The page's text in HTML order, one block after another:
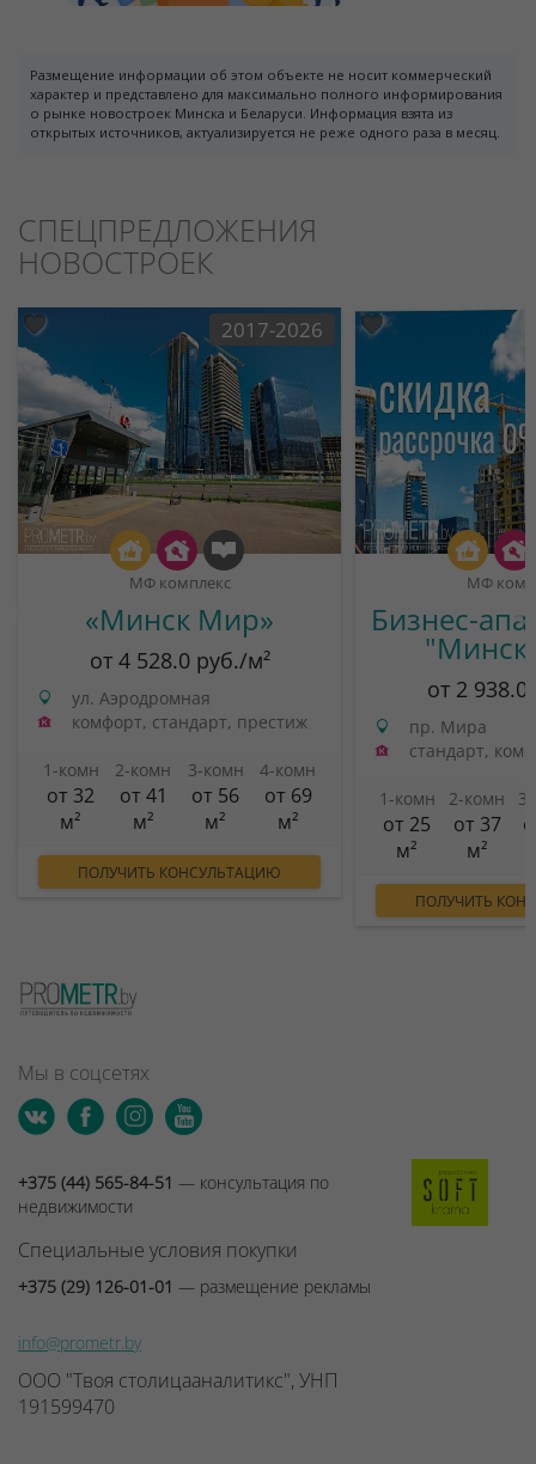
Размещение информации об этом объекте не носит коммерческий
характер и представлено для максимально полного информирования
о рынке новостроек Минска и Беларуси. Информация взята из
открытых источников, актуализируется не реже одного раза в месяц.
СПЕЦПРЕДЛОЖЕНИЯ
НОВОСТРОЕК
2017-2026
МФ комплекс
«Минск Мир»
от 4 528.0 руб./м²
ул. Аэродромная
комфорт, стандарт, престиж
1-комн
от 32
м²
2-комн
от 41
м²
3-комн
от 56
м²
4-комн
от 69
м²
ПОЛУЧИТЬ КОНСУЛЬТАЦИЮ
МФ
Бизнес-
от 2
пр. Мира
стандарт,
1-комн
от 25
м²
2-комн
от 37
м²
ПОЛУЧИТЬ
Мы в соцсетях
+375 (44) 565-84-51 — консультация по
недвижимости
Специальные условия покупки
+375 (29) 126-01-01 — размещение рекламы
info@prometr.by
ООО "Твоя столицааналитикс", УНП
191599470